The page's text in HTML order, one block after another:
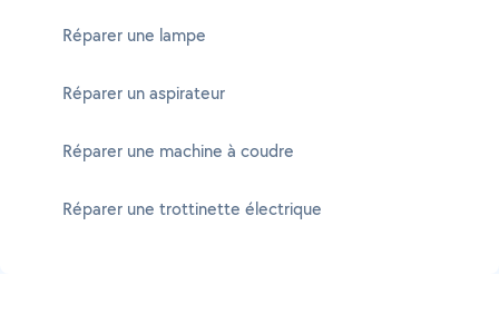
Réparer une lampe
Réparer un aspirateur
Réparer une machine à coudre
Réparer une trottinette électrique